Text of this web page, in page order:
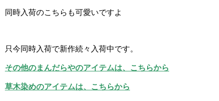
同時入荷のこちらも可愛いですよ
只今同時入荷で新作続々入荷中です。
その他のまんだらやのアイテムは、こちらから
草木染めのアイテムは、こちらから